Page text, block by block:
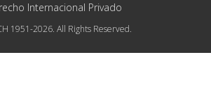
Internacional Privado
1951-2026. All Rights Reserved.